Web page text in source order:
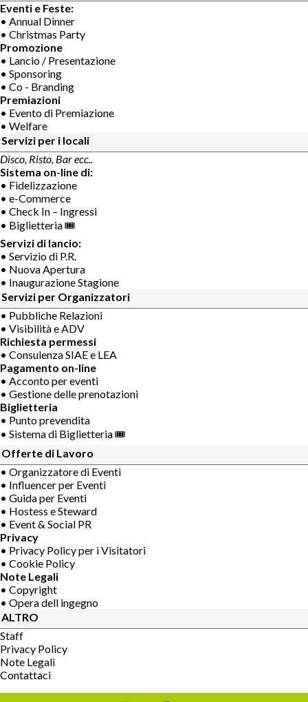
Eventi e Feste:
• Annual Dinner
• Christmas Party
Promozione
• Lancio / Presentazione
• Sponsoring
• Co - Branding
Premiazioni
• Evento di Premiazione
• Welfare
Servizi per i locali
Disco, Risto, Bar ecc..
Sistema on-line di:
• Fidelizzazione
• e-Commerce
• Check In – Ingressi
• Biglietteria 🎟
Servizi di lancio:
• Servizio di P.R.
• Nuova Apertura
• Inaugurazione Stagione
Servizi per Organizzatori
• Pubbliche Relazioni
• Visibilità e ADV
Richiesta permessi
• Consulenza SIAE e LEA
Pagamento on-line
• Acconto per eventi
• Gestione delle prenotazioni
Biglietteria
• Punto prevendita
• Sistema di Biglietteria 🎟
Offerte di Lavoro
• Organizzatore di Eventi
• Influencer per Eventi
• Guida per Eventi
• Hostess e Steward
• Event & Social PR
Privacy
• Privacy Policy per i Visitatori
• Cookie Policy
Note Legali
• Copyright
• Opera dell ingegno
ALTRO
Staff
Privacy Policy
Note Legali
Contattaci